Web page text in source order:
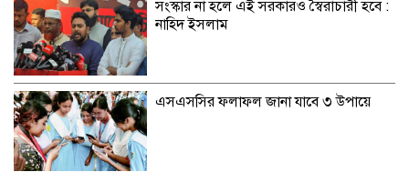
সংস্কার না হলে এই সরকারও স্বৈরাচারী হবে :
নাহিদ ইসলাম
এসএসসির ফলাফল জানা যাবে ৩ উপায়ে